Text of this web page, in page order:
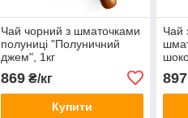
Чай чорний з шматочками
полуниці "Полуничний
джем", 1кг
869₴/кг
Купити
Чай
897